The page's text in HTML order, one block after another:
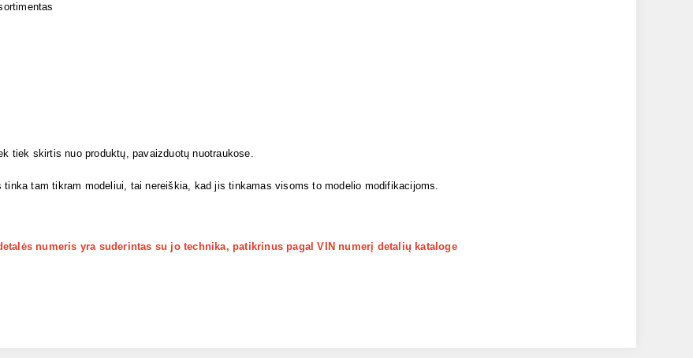
tiek skirtis nuo produktų, pavaizduotų nuotraukose.
tinka tam tikram modeliui, tai nereiškia, kad jis tinkamas visoms to modelio modifikacijoms.
numeris yra suderintas su jo technika, patikrinus pagal VIN numerį detalių kataloge